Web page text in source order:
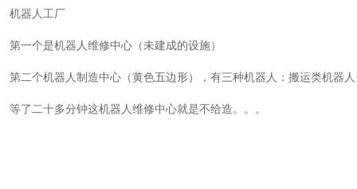
机器人工厂
第一个是机器人维修中心（未建成的设施）
第二个机器人制造中心（黄色五边形），有三种机器人：搬运类机器
等了二十多分钟这机器人维修中心就是不给造。。。